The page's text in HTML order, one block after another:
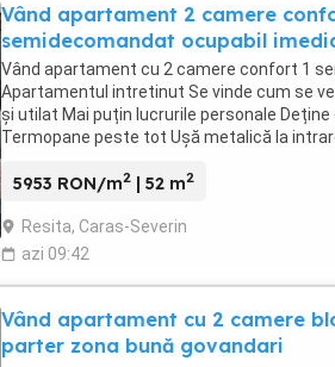
Vând apartament 2 camere
semidecomandat ocupabil
Vând apartament cu 2 camere confort 1
Apartamentul intretinut Se vinde cum se
și utilat Mai puțin lucrurile personale
Termopane peste tot Ușă metalică la
5953 RON/m2 | 52 m2
Resita, Caras-Severin
azi 09:42
Vând apartament cu 2 camere
parter zona bună govandari